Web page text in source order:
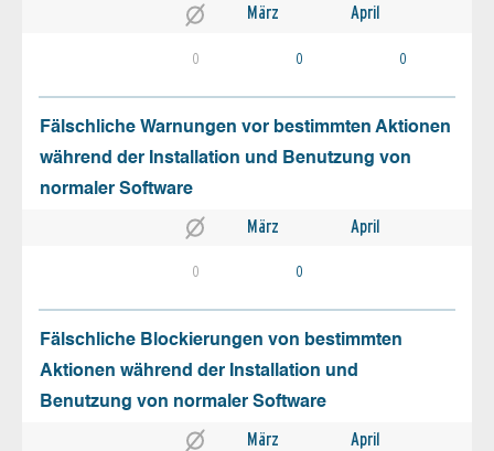
März April
0 0 0
Fälschliche Warnungen vor bestimmten Aktionen
während der Installation und Benutzung von
normaler Software
März April
0 0
Fälschliche Blockierungen von bestimmten
Aktionen während der Installation und
Benutzung von normaler Software
März April